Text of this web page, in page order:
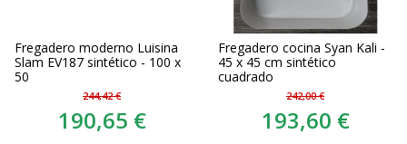
Fregadero moderno Luisina
Slam EV187 sintético - 100 x
50
244,42 €
190,65 €
Fregadero cocina Syan Kali -
45 x 45 cm sintético
cuadrado
242,00 €
193,60 €